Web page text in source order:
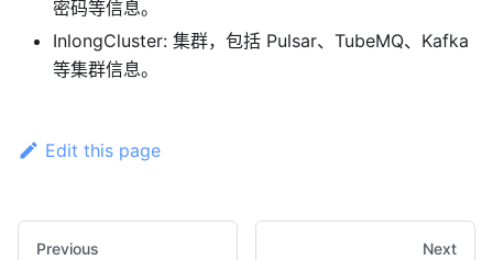
密码等信息。
InlongCluster: 集群，包括 Pulsar、TubeMQ、Kafka
等集群信息。
Edit this page
Previous Next